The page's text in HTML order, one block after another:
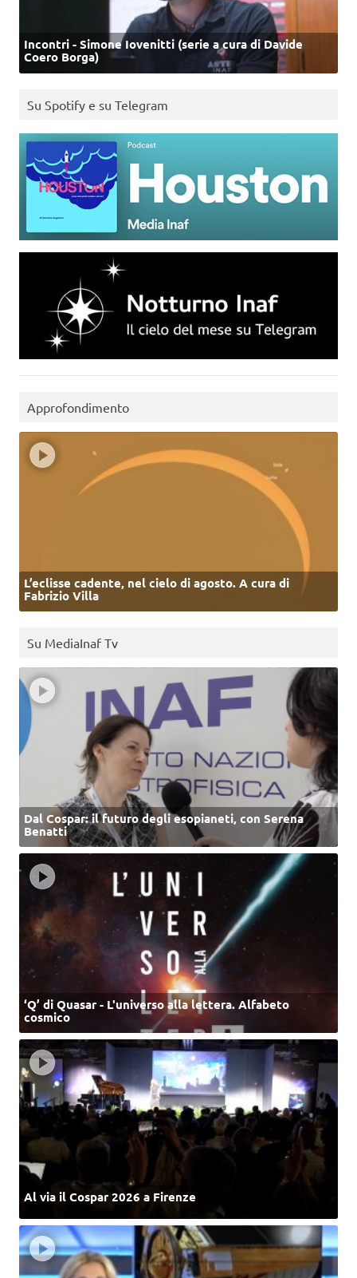
Incontri - Simone Iovenitti (serie a cura di Davide
Coero Borga)
Su Spotify e su Telegram
Approfondimento
L’eclisse cadente, nel cielo di agosto. A cura di
Fabrizio Villa
Su MediaInaf Tv
Dal Cospar: il futuro degli esopianeti, con Serena
Benatti
‘Q’ di Quasar - L'universo alla lettera. Alfabeto
cosmico
Al via il Cospar 2026 a Firenze